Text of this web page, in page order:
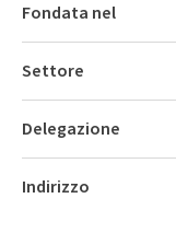
Fondata nel
Settore
Delegazione
Indirizzo